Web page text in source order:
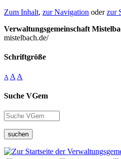
Zum Inhalt, zur Navigation oderzur
Verwaltungsgemeinschaft
mistelbach.de/
Schriftgröße
A A A
Suche VGem
suchen